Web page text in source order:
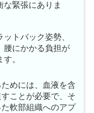
緊張にありま
トバック姿勢、
腰にかかる負担が
。
めには、血液を含
ことが必要で、そ
軟部組織へのアプ